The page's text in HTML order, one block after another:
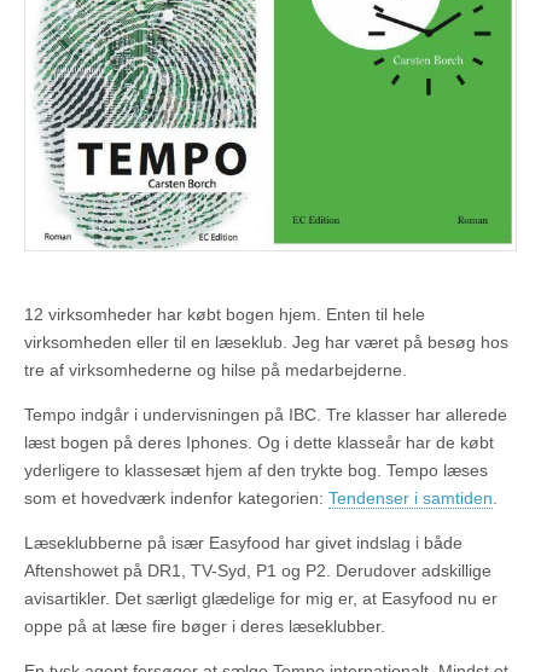
12 virksomheder har købt bogen hjem. Enten til hele
virksomheden eller til en læseklub. Jeg har været på besøg hos
tre af virksomhederne og hilse på medarbejderne.
Tempo indgår i undervisningen på IBC. Tre klasser har allerede
læst bogen på deres Iphones. Og i dette klasseår har de købt
yderligere to klassesæt hjem af den trykte bog. Tempo læses
som et hovedværk indenfor kategorien: Tendenser i samtiden.
Læseklubberne på især Easyfood har givet indslag i både
Aftenshowet på DR1, TV-Syd, P1 og P2. Derudover adskillige
avisartikler. Det særligt glædelige for mig er, at Easyfood nu er
oppe på at læse fire bøger i deres læseklubber.